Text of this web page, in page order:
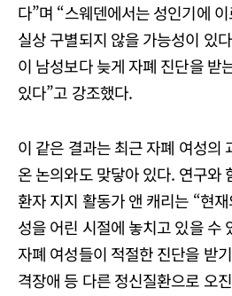
다”며 “스웨덴에서는 성인기에
실상 구별되지 않을 가능성이 있
이 남성보다 늦게 자폐 진단을 받
있다”고 강조했다.
이 같은 결과는 최근 자폐 여성의
온 논의와도 맞닿아 있다. 연구와
환자 지지 활동가 앤 캐리는 “현
성을 어린 시절에 놓치고 있을 수
자폐 여성들이 적절한 진단을 받
격장애 등 다른 정신질환으로 오